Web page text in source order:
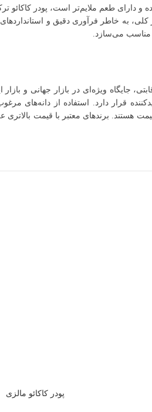
و دارای طعم ملایم‌تر است، پودر
کلی، به خاطر فرآوری دقیق و
مناسب می‌سازد.
جایگاه ویژه‌ای در بازار جهانی و بازار
قرار دارد. استفاده از دانه‌های
هستند. برندهای معتبر با قیمت
پودر کاکائو مالزی